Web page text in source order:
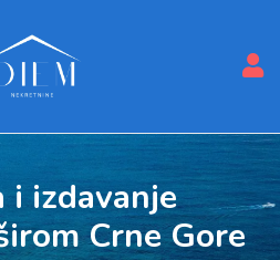
i izdavanje
Crne Gore